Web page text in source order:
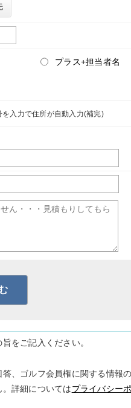
プラス+担当者名
を入力で住所が自動入力(補完)
をご記入ください。
、ゴルフ会員権に関する情報
詳細についてはプライバシー